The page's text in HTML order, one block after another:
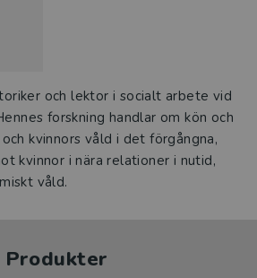
och lektor i socialt arbete vid
forskning handlar om kön och
kvinnors våld i det förgångna,
kvinnor i nära relationer i nutid,
våld.
Produkter